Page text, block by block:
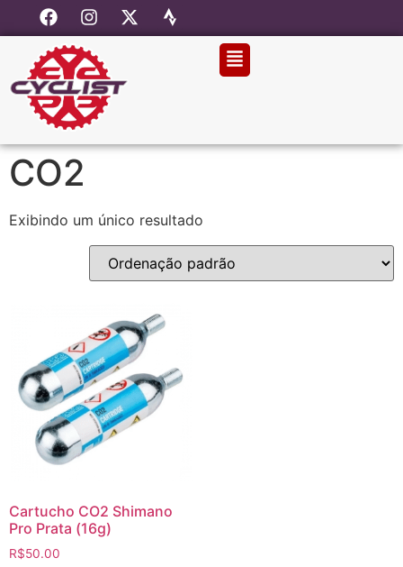
CO2
Exibindo um único resultado
Cartucho CO2 Shimano
Pro Prata (16g)
R$50.00